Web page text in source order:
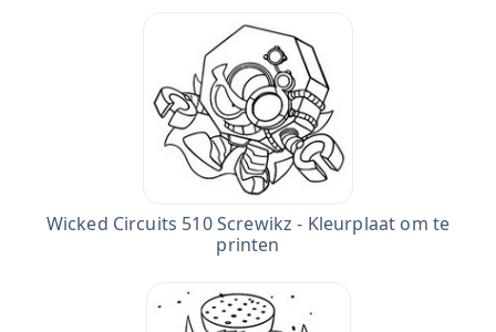
Wicked Circuits 510 Screwikz - Kleurplaat om te
printen